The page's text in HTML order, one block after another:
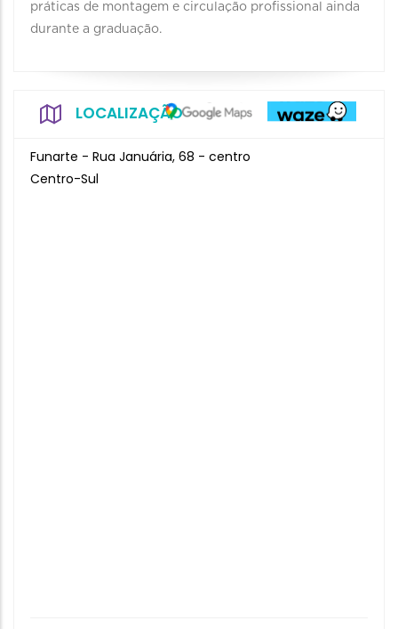
práticas de montagem e circulação profissional ainda
durante a graduação.
LOCALIZAÇÃO
Funarte - Rua Januária, 68 - centro
Centro-Sul